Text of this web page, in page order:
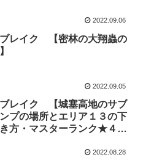
2022.09.06
レイク 【密林の大翔蟲の
2022.09.05
レイク 【城塞高地のサブ
プの場所とエリア１３の下
方・マスターランク★４ま
2022.08.28